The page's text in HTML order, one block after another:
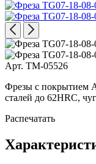
Арт. TM-05526
Фрезы с покрытием
сталей до 62HRC,
Распечатать